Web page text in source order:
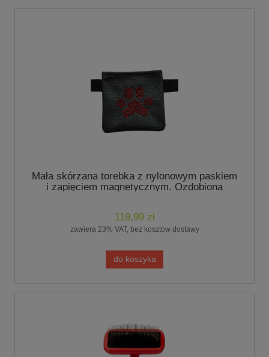
Mała skórzana torebka z nylonowym paskiem
i zapięciem magnetycznym. Ozdobiona
119,99 zł
zawiera 23% VAT, bez kosztów dostawy
do koszyka